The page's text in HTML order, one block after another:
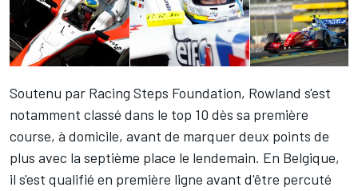
Soutenu par Racing Steps Foundation, Rowland s'est
notamment classé dans le top 10 dès sa première
course, à domicile, avant de marquer deux points de
plus avec la septième place le lendemain. En Belgique,
il s'est qualifié en première ligne avant d'être percuté